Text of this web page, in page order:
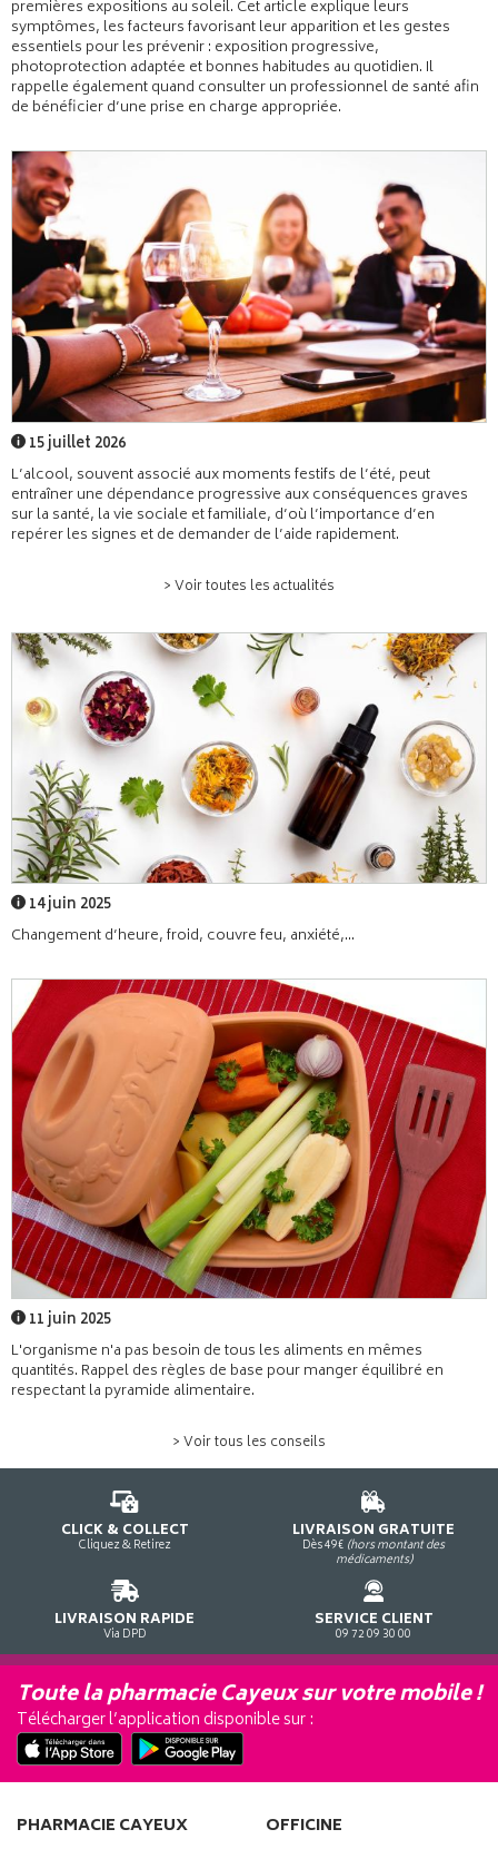
premières expositions au soleil. Cet article explique leurs
symptômes, les facteurs favorisant leur apparition et les gestes
essentiels pour les prévenir : exposition progressive,
photoprotection adaptée et bonnes habitudes au quotidien. Il
rappelle également quand consulter un professionnel de santé afin
de bénéficier d’une prise en charge appropriée.
15 juillet 2026
L’alcool, souvent associé aux moments festifs de l’été, peut
entraîner une dépendance progressive aux conséquences graves
sur la santé, la vie sociale et familiale, d’où l’importance d’en
repérer les signes et de demander de l’aide rapidement.
> Voir toutes les actualités
14 juin 2025
Changement d’heure, froid, couvre feu, anxiété,...
11 juin 2025
L'organisme n'a pas besoin de tous les aliments en mêmes
quantités. Rappel des règles de base pour manger équilibré en
respectant la pyramide alimentaire.
> Voir tous les conseils
CLICK & COLLECT
Cliquez & Retirez
LIVRAISON GRATUITE
Dès 49€ (hors montant des
médicaments)
LIVRAISON RAPIDE
Via DPD
SERVICE CLIENT
09 72 09 30 00
Toute la pharmacie Cayeux sur votre mobile !
Télécharger l’application disponible sur :
PHARMACIE CAYEUX OFFICINE